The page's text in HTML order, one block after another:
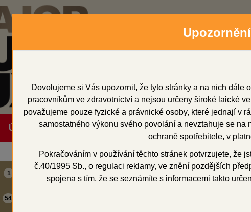
Úvodní strana Obchodní zástupci Soubory ke stažení
1
54
Domů Sádry HINRISTONE 20, 25 kg
Upozornění
Dovolujeme si Vás upozornit, že tyto stránky a na nich dále
pracovníkům ve zdravotnictví a nejsou určeny široké laické
považujeme pouze fyzické a právnické osoby, které jednají v
samostatného výkonu svého povolání a nevztahuje se na
ochraně spotřebitele, v
Pokračováním v používání těchto stránek potvrzujete, že
č.40/1995 Sb., o regulaci reklamy, ve znění pozdějších
spojena s tím, že se seznámíte s informacemi takto